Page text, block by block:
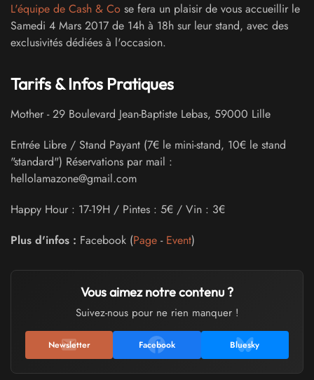
L'équipe de Cash & Co se fera un plaisir de vous accueillir le
Samedi 4 Mars 2017 de 14h à 18h sur leur stand, avec des
exclusivités dédiées à l'occasion.
Tarifs & Infos Pratiques
Mother -29 Boulevard Jean-Baptiste Lebas, 59000 Lille
Entrée Libre / Stand Payant (7€ le mini-stand, 10€ le stand
"standard") Réservations par mail :
hellolamazone@gmail.com
Happy Hour : 17-19H / Pintes : 5€ / Vin : 3€
Plus d'infos : Facebook (Page - Event)
Vous aimez notre contenu ?
Suivez-nous pour ne rien manquer !
Newsletter Facebook Bluesky